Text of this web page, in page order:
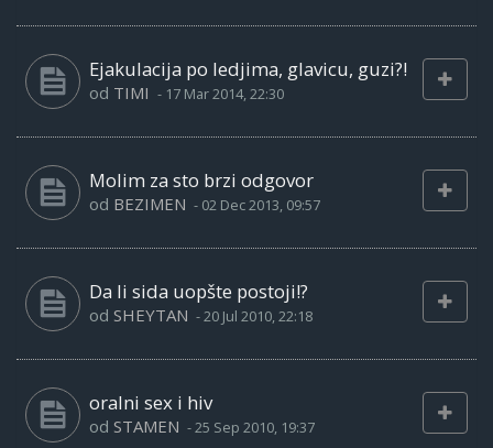
Ejakulacija po ledjima, glavicu, guzi?!
od TIMI - 17 Mar 2014, 22:30
Molim za sto brzi odgovor
od BEZIMEN - 02 Dec 2013, 09:57
Da li sida uopšte postoji!?
od SHEYTAN -20 Jul 2010, 22:18
oralni sex i hiv
od STAMEN -25 Sep 2010, 19:37